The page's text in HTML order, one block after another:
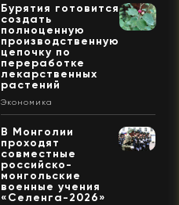
Бурятия готовится
создать
полноценную
производственную
цепочку по
переработке
лекарственных
растений
Экономика
В Монголии
проходят
совместные
российско-
монгольские
военные учения
«Селенга-2026»